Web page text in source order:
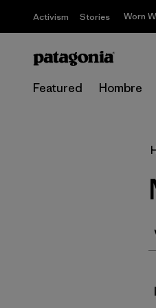
Activism Stories Worn
Featured Hombre